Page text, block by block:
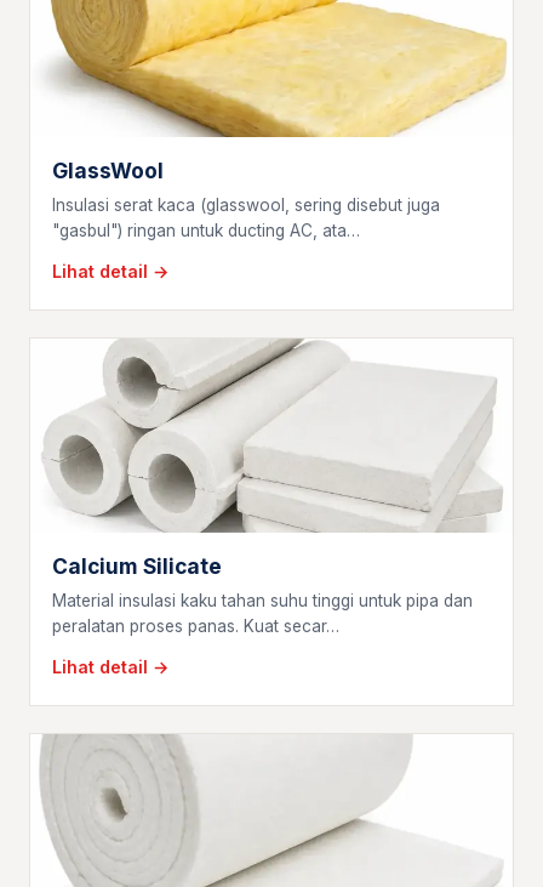
GlassWool
Insulasi serat kaca (glasswool, sering disebut juga
"gasbul") ringan untuk ducting AC, ata…
Lihat detail →
Calcium Silicate
Material insulasi kaku tahan suhu tinggi untuk pipa dan
peralatan proses panas. Kuat secar…
Lihat detail →